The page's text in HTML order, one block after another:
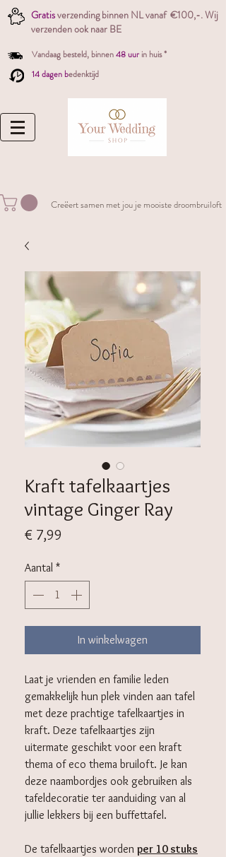
Gratisverzending binnen NL vanaf €100,-. Wij
verzenden ook naar BE
Vandaag besteld, binnen48 uur in huis *
14 dagen bedenktijd
Creëert samen met jou je mooiste droombruiloft
Kraft tafelkaartjes
vintage Ginger Ray
€ 7,99
Aantal *
In winkelwagen
Laat je vrienden en familie leden
gemakkelijk hun plek vinden aan tafel
met deze prachtige tafelkaartjes in
kraft. Deze tafelkaartjes zijn
uitermate geschikt voor een kraft
thema of eco thema bruiloft. Je kan
deze naambordjes ook gebruiken als
tafeldecoratie ter aanduiding van al
jullie lekkers bij een buffettafel.
De tafelkaartjes worden per 10 stuks